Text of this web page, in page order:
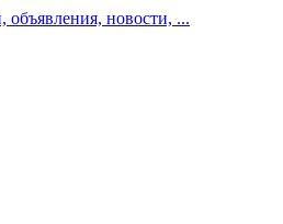
объявления, новости, ...